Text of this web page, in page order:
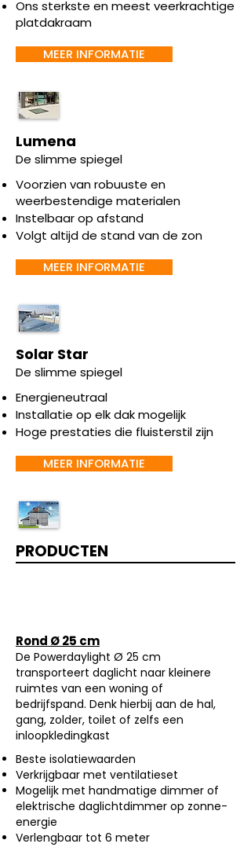
Ons sterkste en meest veerkrachtige
platdakraam
MEER INFORMATIE
Lumena
De slimme spiegel
Voorzien van robuuste en
weerbestendige materialen
Instelbaar op afstand
Volgt altijd de stand van de zon
MEER INFORMATIE
Solar Star
De slimme spiegel
Energieneutraal
Installatie op elk dak mogelijk
Hoge prestaties die fluisterstil zijn
MEER INFORMATIE
PRODUCTEN
Rond Ø 25 cm
De Powerdaylight Ø 25 cm
transporteert daglicht naar kleinere
ruimtes van een woning of
bedrijfspand. Denk hierbij aan de hal,
gang, zolder, toilet of zelfs een
inloopkledingkast
Beste isolatiewaarden
Verkrijgbaar met ventilatieset
Mogelijk met handmatige dimmer of
elektrische daglichtdimmer op zonne-
energie
Verlengbaar tot 6 meter